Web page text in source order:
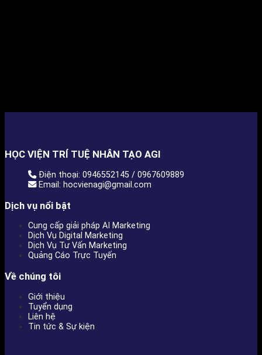
HỌC VIỆN TRÍ TUỆ NHÂN TẠO AGI
Điện thoại: 0946552145 / 0967609889
Email: hocvienagi@gmail.com
Dịch vụ nổi bật
Cung cấp giải pháp AI Marketing
Dịch Vụ Digital Marketing
Dịch Vụ Tư Vấn Marketing
Quảng Cáo Trực Tuyến
Về chúng tôi
Giới thiệu
Tuyển dụng
Liên hệ
Tin tức & Sự kiện